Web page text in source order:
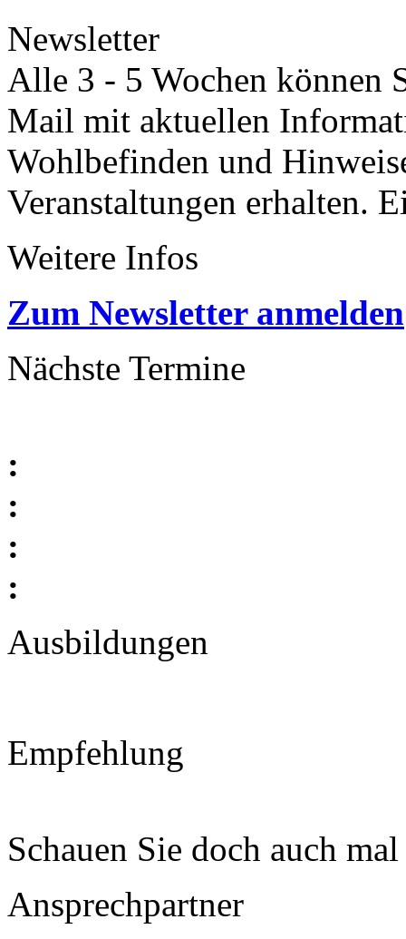
Newsletter
Alle 3 - 5 Wochen können
Mail mit aktuellen
Wohlbefinden und
Veranstaltungen erhalten.
Weitere Infos
Zum Newsletter anmelden
Nächste Termine
:
:
:
:
Ausbildungen
Empfehlung
Schauen Sie doch auch
Ansprechpartner